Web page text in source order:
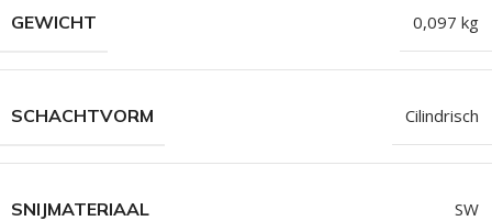
GEWICHT 0,097 kg
SCHACHTVORM Cilindrisch
SNIJMATERIAAL SW